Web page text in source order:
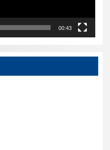
00:43